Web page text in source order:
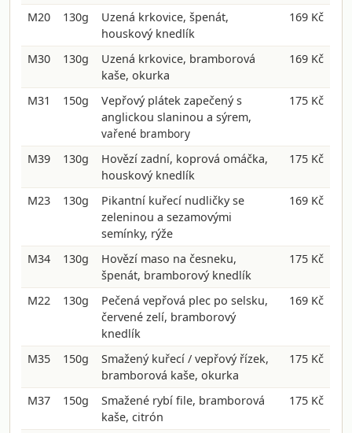
M20 130g
Uzená krkovice, špenát,
houskový knedlík
169 Kč
M30 130g
Uzená krkovice, bramborová
kaše, okurka
169 Kč
M31 150g
Vepřový plátek zapečený s
anglickou slaninou a sýrem,
vařené brambory
175 Kč
M39 130g
Hovězí zadní, koprová omáčka,
houskový knedlík
175 Kč
M23 130g
Pikantní kuřecí nudličky se
zeleninou a sezamovými
semínky, rýže
169 Kč
M34 130g
Hovězí maso na česneku,
špenát, bramborový knedlík
175 Kč
M22 130g
Pečená vepřová plec po selsku,
červené zelí, bramborový
knedlík
169 Kč
M35 150g
Smažený kuřecí / vepřový řízek,
bramborová kaše, okurka
175 Kč
M37 150g
Smažené rybí file, bramborová
kaše, citrón
175 Kč